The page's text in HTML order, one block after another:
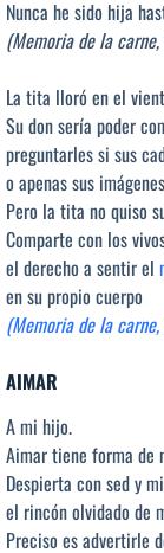
Nunca he sido hija
(Memoria de la carne,
La tita lloró en el
Su don sería poder
preguntarles si sus
o apenas sus
Pero la tita no quiso
Comparte con los
el derecho a sentir el
en su propio cuerpo
(Memoria de la carne,
AIMAR
A mi hijo.
Aimar tiene forma de
Despierta con sed y
el rincón olvidado de
Preciso es advertirle